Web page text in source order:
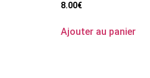
8.00€
Ajouter au panier